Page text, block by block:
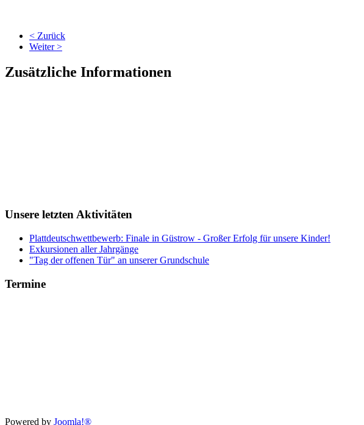
< Zurück
Weiter >
Zusätzliche Informationen
Unsere letzten Aktivitäten
Plattdeutschwettbewerb: Finale in Güstrow - Großer Erfolg für unsere Kinder!
Exkursionen aller Jahrgänge
"Tag der offenen Tür" an unserer Grundschule
Termine
Xnxx
Powered by Joomla!®